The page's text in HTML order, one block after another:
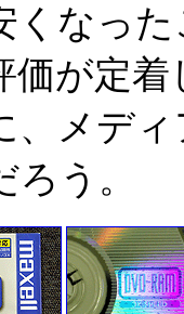
くなっ
価が定
、メデ
う。